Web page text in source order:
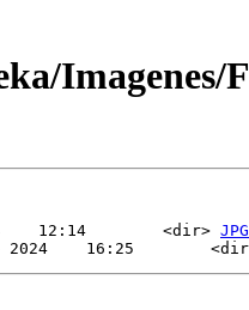
Imagenes/
12:14        <dir> JPG
2024    16:25